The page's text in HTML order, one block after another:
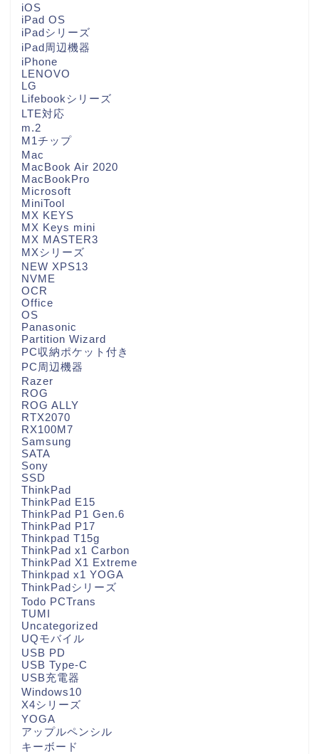
iOS
iPad OS
iPadシリーズ
iPad周辺機器
iPhone
LENOVO
LG
Lifebookシリーズ
LTE対応
m.2
M1チップ
Mac
MacBook Air 2020
MacBookPro
Microsoft
MiniTool
MX KEYS
MX Keys mini
MX MASTER3
MXシリーズ
NEW XPS13
NVME
OCR
Office
OS
Panasonic
Partition Wizard
PC収納ポケット付き
PC周辺機器
Razer
ROG
ROG ALLY
RTX2070
RX100M7
Samsung
SATA
Sony
SSD
ThinkPad
ThinkPad E15
ThinkPad P1 Gen.6
ThinkPad P17
Thinkpad T15g
ThinkPad x1 Carbon
ThinkPad X1 Extreme
Thinkpad x1 YOGA
ThinkPadシリーズ
Todo PCTrans
TUMI
Uncategorized
UQモバイル
USB PD
USB Type-C
USB充電器
Windows10
X4シリーズ
YOGA
アップルペンシル
キーボード